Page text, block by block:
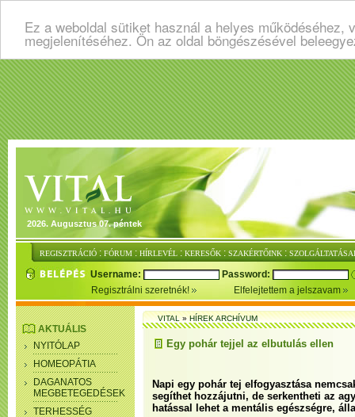
Ez a weboldal sütiket használ a helyes
megjelenítéséhez. Ön az oldal böngészésével
2026. Augusztus 07. péntek
REGISZTRÁCIÓ : FÓRUM : HÍRLEVÉL : KERESŐK : SZAKÉRTŐINK :
Username:
Password:
Regisztrálni szeretnék!
Elfelejtettem a jelszavam
AKTUÁLIS
NYITÓLAP
HOMEOPÁTIA
DAGANATOS
MEGBETEGEDÉSEK
TERHESSÉG
VITAL»HÍREK ARCHÍVUM
Egy pohár tejjel az elbutulás ellen
Napi egy pohár tej elfogyasztása
segíthet hozzájutni, de serkentheti az
hatással lehet a mentális egészségre,